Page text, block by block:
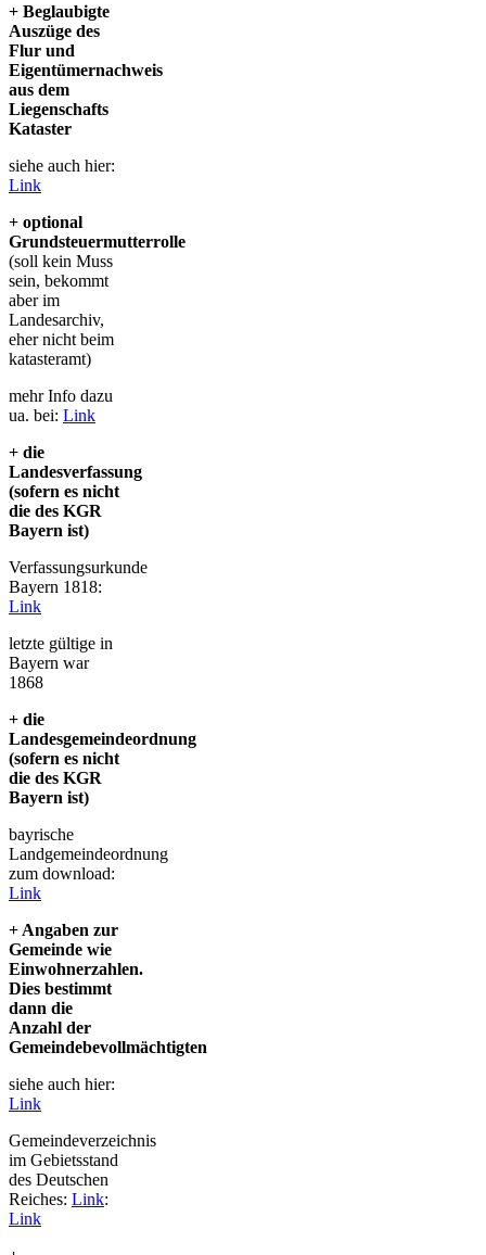
+ Beglaubigte
Auszüge des
Flur und
Eigentümernachweis
aus dem
Liegenschafts
Kataster
siehe auch hier:
Link
+ optional
Grundsteuermutterrolle
(soll kein Muss
sein, bekommt
aber im
Landesarchiv,
eher nicht beim
katasteramt)
mehr Info dazu
ua. bei: Link
+ die
Landesverfassung
(sofern es nicht
die des KGR
Bayern ist)
Verfassungsurkunde
Bayern 1818:
Link
letzte gültige in
Bayern war
1868
+ die
Landesgemeindeordnung
(sofern es nicht
die des KGR
Bayern ist)
bayrische
Landgemeindeordnung
zum download:
Link
+ Angaben zur
Gemeinde wie
Einwohnerzahlen.
Dies bestimmt
dann die
Anzahl der
Gemeindebevollmächtigten
siehe auch hier:
Link
Gemeindeverzeichnis
im Gebietsstand
des Deutschen
Reiches: Link:
Link